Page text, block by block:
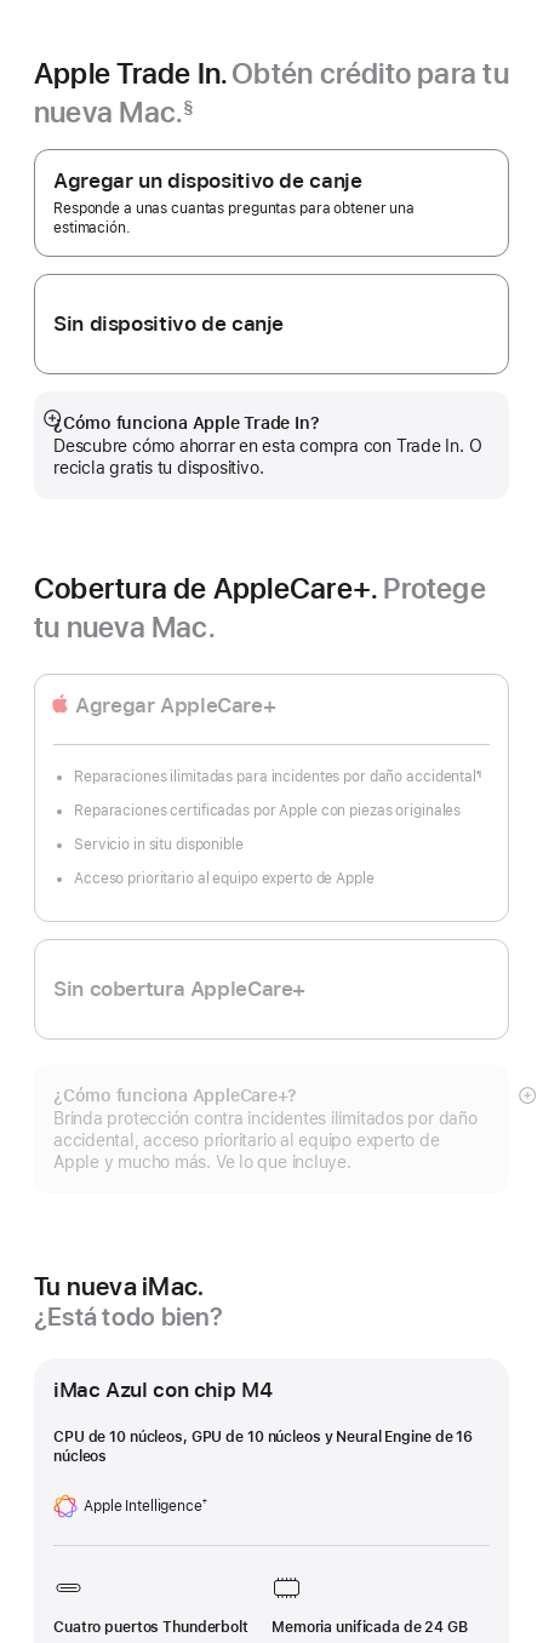
Apple Trade In.Obtén crédito para tu
nueva Mac.
al
pie
§
Apple
Trade In.
Agregar un dispositivo de canje
Responde a unas cuantas preguntas para obtener una
estimación.
Sin dispositivo de canje
¿Cómo funciona Apple Trade In?
Descubre cómo ahorrar en esta compra con Trade In. O
recicla gratis tu dispositivo.
Mostrar
más
Cobertura de AppleCare+. Protege
tu nueva Mac.
Agregar AppleCare+
Reparaciones ilimitadas para incidentes por daño accidental
Nota
pie
¶
Reparaciones certificadas por Apple con piezas originales
Servicio in situ disponible
Acceso prioritario al equipo experto de Apple
Sin cobertura AppleCare+
¿Cómo funciona AppleCare+?
Brinda protección contra incidentes ilimitados por daño
accidental, acceso prioritario al equipo experto de
Apple y mucho más. Ve lo que incluye.
Tu nueva iMac.
¿Está todo bien?
iMac Azul con chip M4
CPU de 10 núcleos, GPU de 10 núcleos y Neural Engine de 16
núcleos
Apple Intelligence
Nota
†
Cuatro puertos Thunderbolt Memoria unificada de 24 GB